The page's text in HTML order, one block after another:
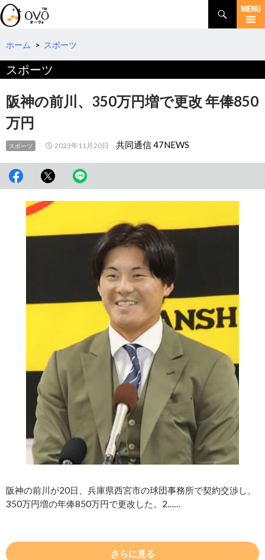
検
索
コ
テ
へ
移
動
ホーム > スポーツ
スポーツ
阪神の前川、350万円増で更改 年俸850
万円
スポーツ 2023年11月20日 共同通信 47NEWS
阪神の前川が20日、兵庫県西宮市の球団事務所で契約交渉し、
350万円増の年俸850万円で更改した。2……
さらに見る